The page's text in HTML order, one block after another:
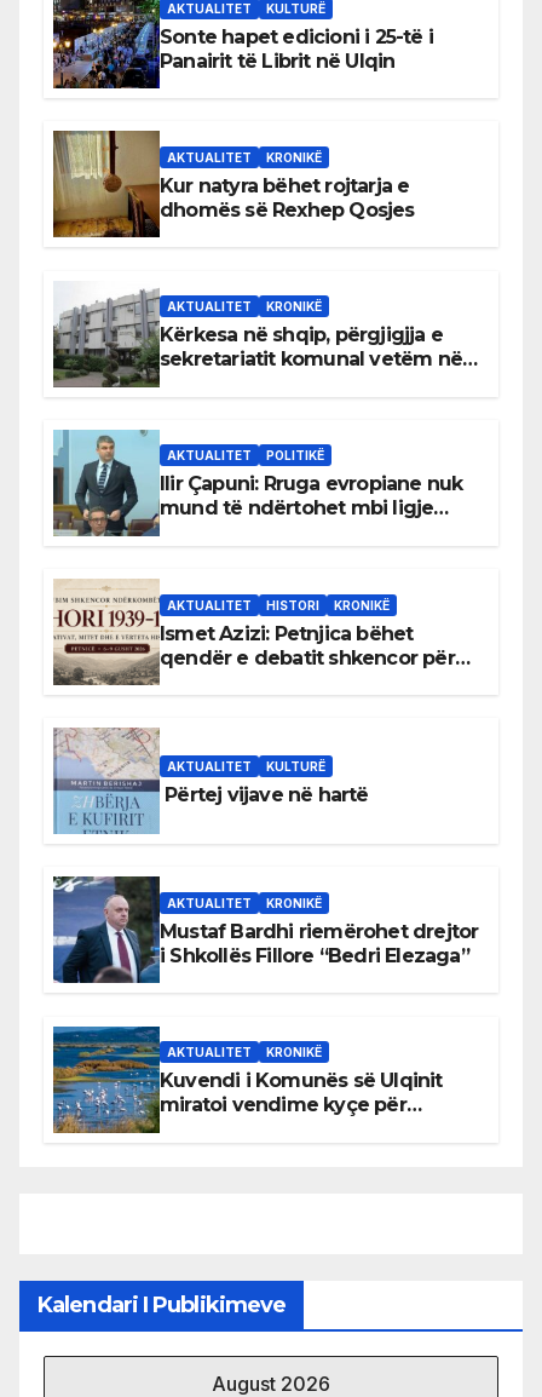
AKTUALITET KULTURË
Sonte hapet edicioni i 25-të i
Panairit të Librit në Ulqin
AKTUALITET KRONIKË
Kur natyra bëhet rojtarja e
dhomës së Rexhep Qosjes
AKTUALITET KRONIKË
Kërkesa në shqip, përgjigjja e
sekretariatit komunal vetëm në
AKTUALITET POLITIKË
Ilir Çapuni: Rruga evropiane nuk
mund të ndërtohet mbi ligje
AKTUALITET HISTORI KRONIKË
Ismet Azizi: Petnjica bëhet
qendër e debatit shkencor për
AKTUALITET KULTURË
Përtej vijave në hartë
AKTUALITET KRONIKË
Mustaf Bardhi riemërohet drejtor
i Shkollës Fillore “Bedri Elezaga”
AKTUALITET KRONIKË
Kuvendi i Komunës së Ulqinit
miratoi vendime kyçe për
Kalendari I Publikimeve
August 2026